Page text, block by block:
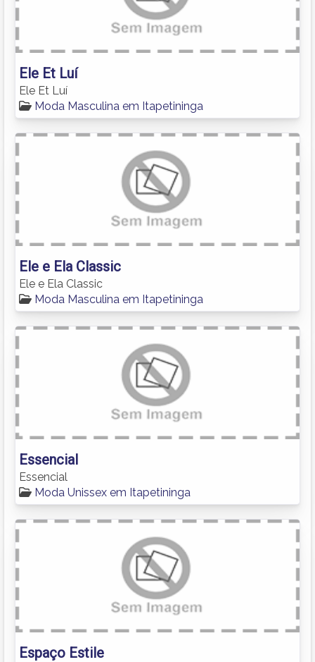
Ele Et Luí
Ele Et Luí
Moda Masculina em Itapetininga
Ele e Ela Classic
Ele e Ela Classic
Moda Masculina em Itapetininga
Essencial
Essencial
Moda Unissex em Itapetininga
Espaço Estile